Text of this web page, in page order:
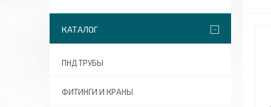
КАТАЛОГ
ПНД ТРУБЫ
ФИТИНГИ И КРАНЫ